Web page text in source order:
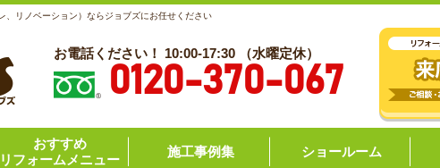
リノベーション）ならジョブズにお任せください
お電話ください！ 10:00-17:30 （水曜定休）
0120-370-067
おすすめ
リフォームメニュー
施工事例集 ショールーム